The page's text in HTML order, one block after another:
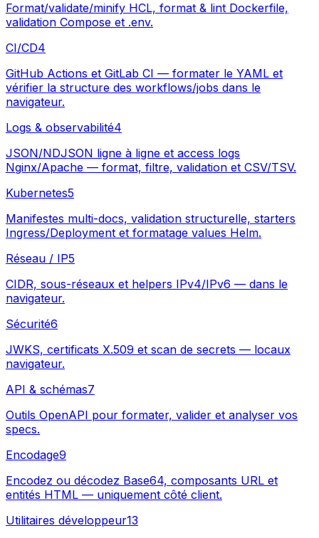
Format/validate/minify HCL, format & lint Dockerfile,
validation Compose et .env.
CI/CD4
GitHub Actions et GitLab CI — formater le YAML et
vérifier la structure des workflows/jobs dans le
navigateur.
Logs & observabilité4
JSON/NDJSON ligne à ligne et access logs
Nginx/Apache — format, filtre, validation et CSV/TSV.
Kubernetes5
Manifestes multi-docs, validation structurelle, starters
Ingress/Deployment et formatage values Helm.
Réseau / IP5
CIDR, sous-réseaux et helpers IPv4/IPv6 — dans le
navigateur.
Sécurité6
JWKS, certificats X.509 et scan de secrets — locaux
navigateur.
API & schémas7
Outils OpenAPI pour formater, valider et analyser vos
specs.
Encodage9
Encodez ou décodez Base64, composants URL et
entités HTML — uniquement côté client.
Utilitaires développeur13